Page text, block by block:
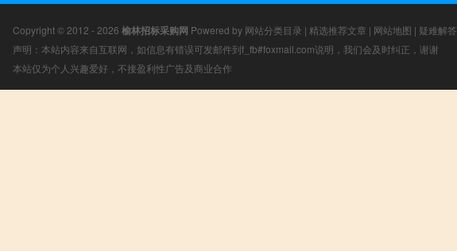
Copyright © 2012 - 2026 榆林招标采购网 Powered by 网站分类目录 | 精选推荐文章 | 网站地图 | 疑难解答
声明：本站内容来自互联网，如信息有错误可发邮件到f_fb#foxmail.com说明，我们会及时纠正，谢谢
本站仅为个人兴趣爱好，不接盈利性广告及商业合作